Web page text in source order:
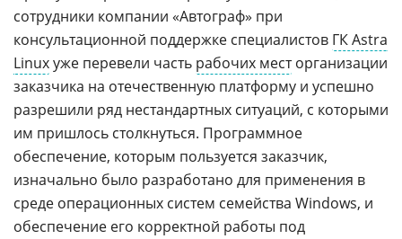
сотрудники компании «Автограф» при
консультационной поддержке специалистов ГК Astra
Linuxуже перевели часть рабочих месторганизации
заказчика на отечественную платформу и успешно
разрешили ряд нестандартных ситуаций, с которыми
им пришлось столкнуться. Программное
обеспечение, которым пользуется заказчик,
изначально было разработано для применения в
среде операционных систем семейства Windows, и
обеспечение его корректной работы под